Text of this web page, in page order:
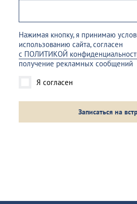
Нажимая кнопку, я принимаю
использованию сайта, согласен
с ПОЛИТИКОЙ
получение рекламных сообщений
Я согласен